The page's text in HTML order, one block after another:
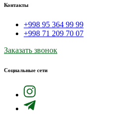
Контакты
+998 95 364 99 99
+998 71 209 70 07
Заказать звонок
Социальные сети